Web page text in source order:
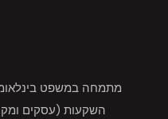
השקעות (עסקים